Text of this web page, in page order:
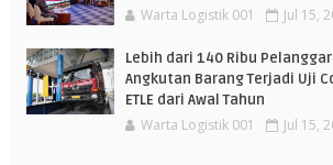
Warta Logistik 001 Jul 15,
Lebih dari 140 Ribu
Angkutan Barang Terjadi Uji
ETLE dari Awal Tahun
Warta Logistik 001 Jul 15,